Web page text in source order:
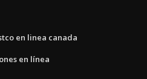
en linea canada
en línea